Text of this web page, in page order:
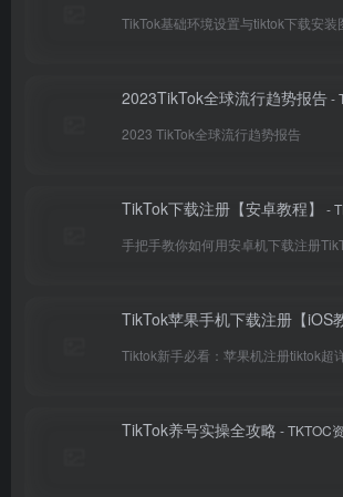
TikTok基础环境设置与tiktok下载安装
2023TikTok全球流行趋势报告-
2023 TikTok全球流行趋势报告
TikTok下载注册【安卓教程】
-
手把手教你如何用安卓机下载注册
TikTok苹果手机下载注册【iOS
Tiktok新手必看：苹果机注册tiktok超
TikTok养号实操全攻略 - TKTOC